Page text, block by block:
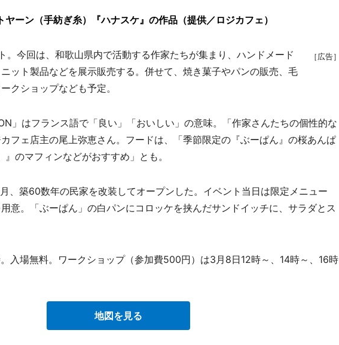
ヤーン（手紡ぎ糸）『ハナスケ』の作品（提供／ロジカフェ）
［広告］
今回は、和歌山県内で活動する作家たちが集まり、ハンドメード
ット製品などを展示販売する。併せて、焼き菓子やパンの販売、毛
クショップなども予定。
」はフランス語で「良い」「おいしい」の意味。「作家さんたちの個性的な
フェ店主の尾上弥恵さん。フードは、「季節限定の『ぶーぱん』の桜あんぱ
』のマフィンなどがおすすめ」とも。
、築60数年の民家を改装してオープンした。イベント当日は限定メニュー
用意。「ぶーぱん」の白パンにコロッケを挟んだサンドイッチに、サラダとス
入場無料。ワークショップ（参加費500円）は3月8日12時～、14時～、16時
地図を見る